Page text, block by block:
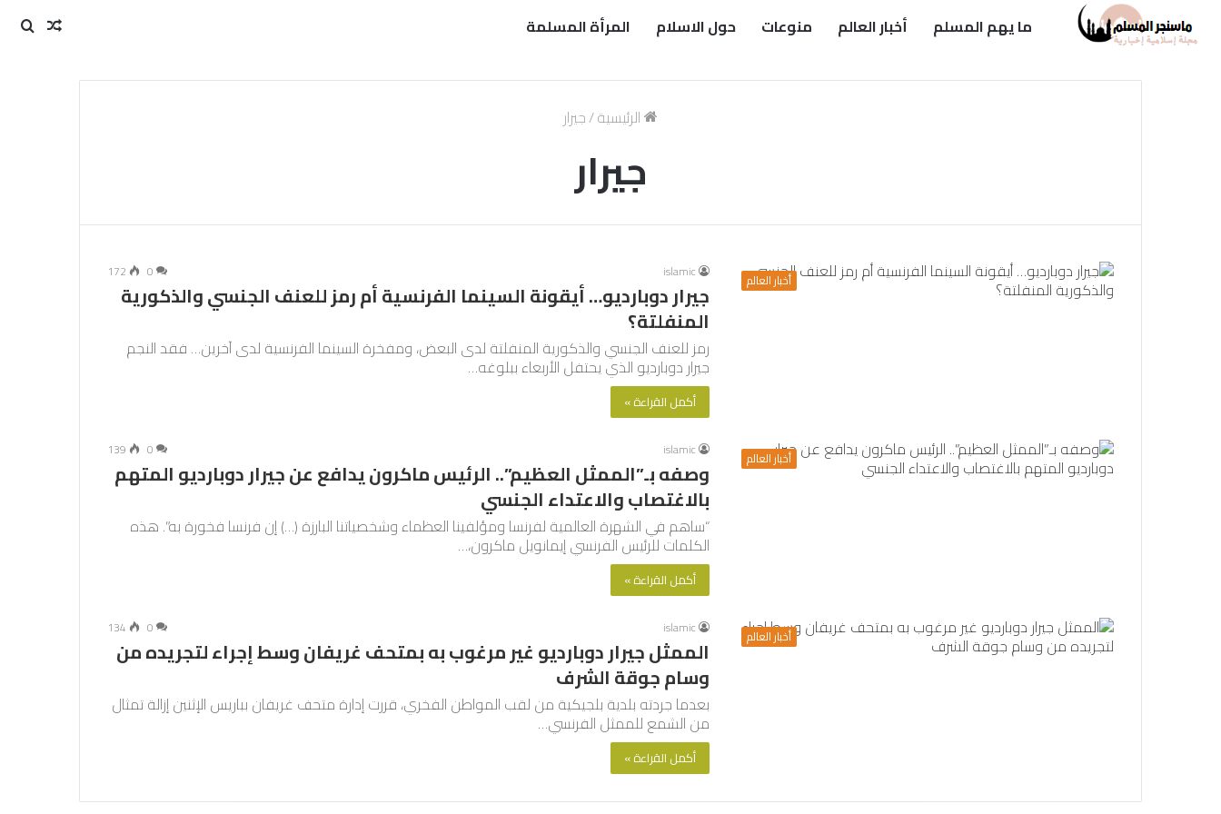
ما يهم المسلم أخبار العالم منوعات حول الاسلام المرأة المسلمة
مقال
الرئيسية/جيرار
جيرار
أخبار العالم islamic
0
172
جيرار دوبارديو… أيقونة السينما الفرنسية أم رمز للعنف الجنسي والذكورية
المنفلتة؟
رمز للعنف الجنسي والذكورية المنفلتة لدى البعض، ومفخرة السينما الفرنسية لدى آخرين… فقد النجم
جيرار دوبارديو الذي يحتفل الأربعاء ببلوغه…
أكمل القراءة »
أخبار العالم islamic
0
139
وصفه بـ”الممثل العظيم”.. الرئيس ماكرون يدافع عن جيرار دوبارديو المتهم
بالاغتصاب والاعتداء الجنسي
“ساهم في الشهرة العالمية لفرنسا ومؤلفينا العظماء وشخصياتنا البارزة (…) إن فرنسا فخورة به”. هذه
الكلمات للرئيس الفرنسي إيمانويل ماكرون،…
أكمل القراءة »
أخبار العالم islamic
0
134
الممثل جيرار دوبارديو غير مرغوب به بمتحف غريفان وسط إجراء لتجريده من
وسام جوقة الشرف
بعدما جردته بلدية بلجيكية من لقب المواطن الفخري، قررت إدارة متحف غريفان بباريس الإثنين إزالة تمثال
من الشمع للممثل الفرنسي…
أكمل القراءة »